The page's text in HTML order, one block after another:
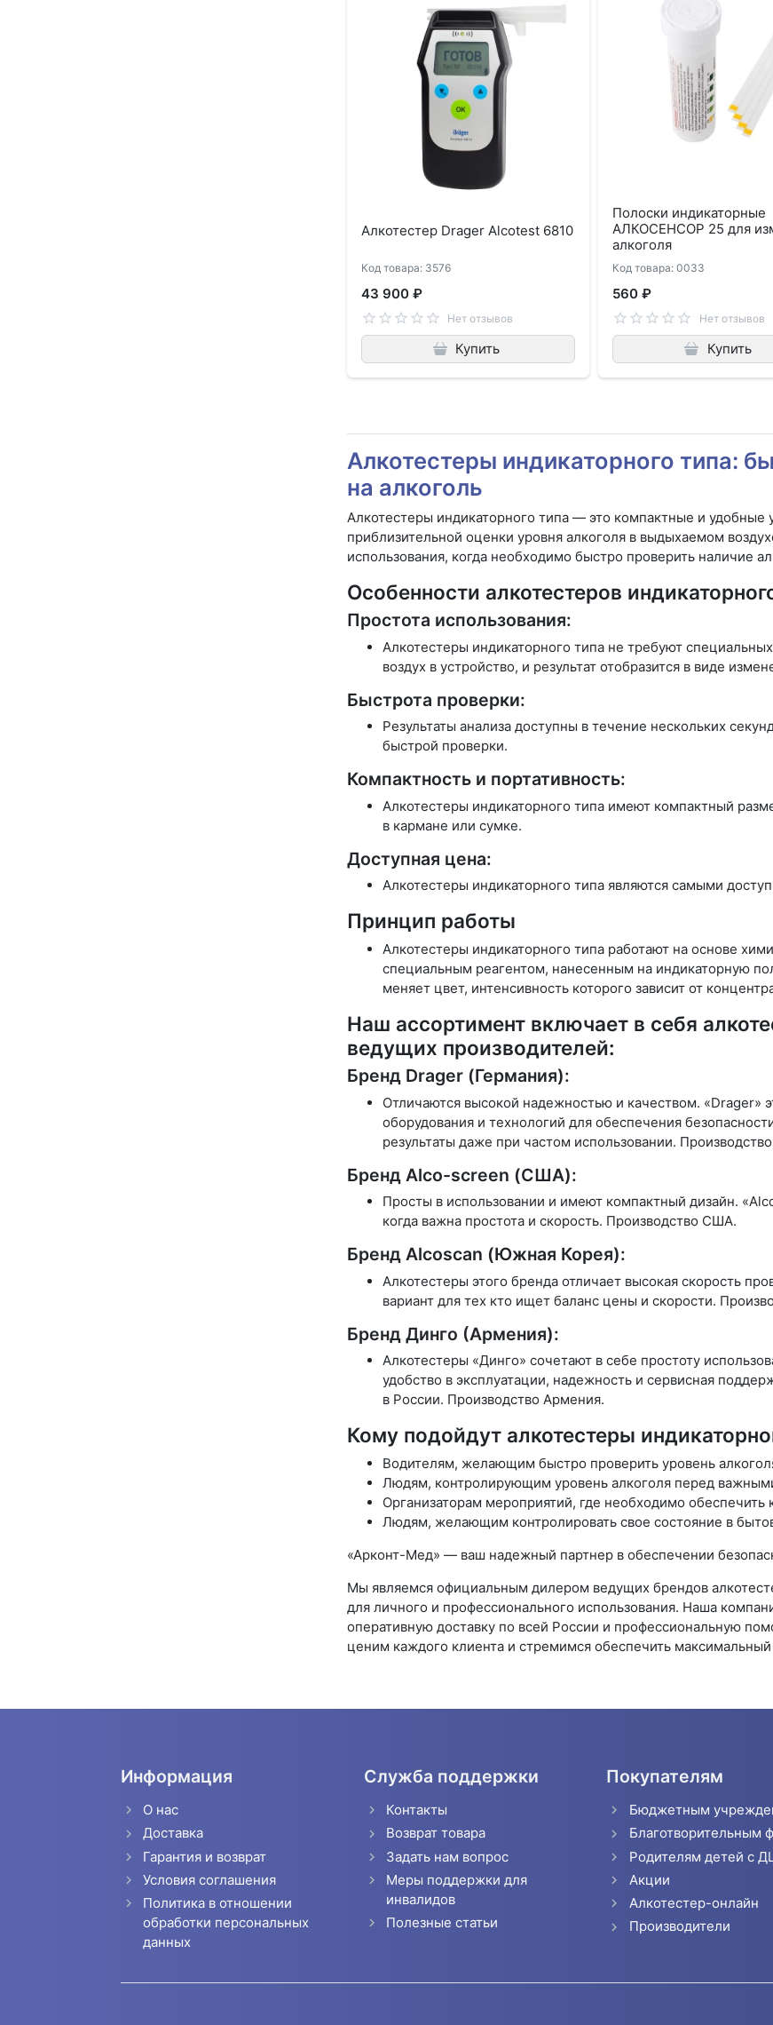
Алкотестер Drager Alcotest 6810
Код товара: 3576
43 900 ₽
Нет отзывов
Купить
Полоски индикаторные
АЛКОСЕНСОР 25 для
алкоголя
Код товара: 0033
560 ₽
Нет отзывов
Купить
Алкотестеры индикаторного типа:
на алкоголь
Алкотестеры индикаторного типа — это компактные и удобные
приблизительной оценки уровня алкоголя в выдыхаемом
использования, когда необходимо быстро проверить наличие
Особенности алкотестеров
Простота использования:
Алкотестеры индикаторного типа не требуют
воздух в устройство, и результат отобразится в виде
Быстрота проверки:
Результаты анализа доступны в течение нескольких
быстрой проверки.
Компактность и портативность:
Алкотестеры индикаторного типа имеют компактный
в кармане или сумке.
Доступная цена:
Алкотестеры индикаторного типа являются самыми
Принцип работы
Алкотестеры индикаторного типа работают на основе
специальным реагентом, нанесенным на индикаторную
меняет цвет, интенсивность которого зависит от
Наш ассортимент включает в себя
ведущих производителей:
Бренд Drager (Германия):
Отличаются высокой надежностью и качеством. «Drager»
оборудования и технологий для обеспечения
результаты даже при частом использовании.
Бренд Alco-screen (США):
Просты в использовании и имеют компактный дизайн.
когда важна простота и скорость. Производство США.
Бренд Alcoscan (Южная Корея):
Алкотестеры этого бренда отличает высокая скорость
вариант для тех кто ищет баланс цены и скорости.
Бренд Динго (Армения):
Алкотестеры «Динго» сочетают в себе простоту
удобство в эксплуатации, надежность и сервисная
в России. Производство Армения.
Кому подойдут алкотестеры
Водителям, желающим быстро проверить уровень
Людям, контролирующим уровень алкоголя перед
Организаторам мероприятий, где необходимо обеспечить
Людям, желающим контролировать свое состояние в
«Арконт-Мед» — ваш надежный партнер в обеспечении
Мы являемся официальным дилером ведущих брендов
для личного и профессионального использования. Наша
оперативную доставку по всей России и профессиональную
ценим каждого клиента и стремимся обеспечить
Информация
О нас
Доставка
Гарантия и возврат
Условия соглашения
Политика в отношении
обработки персональных
данных
Служба поддержки
Контакты
Возврат товара
Задать нам вопрос
Меры поддержки для
инвалидов
Полезные статьи
Покупателям
Бюджетным
Благотворительным
Родителям детей с
Акции
Алкотестер-онлайн
Производители